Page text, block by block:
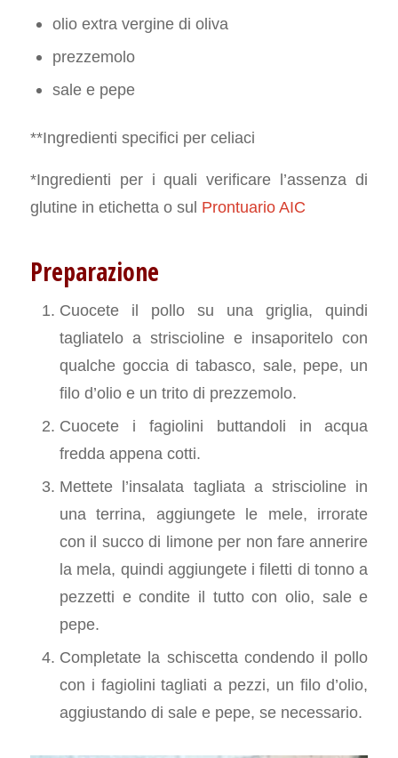
olio extra vergine di oliva
prezzemolo
sale e pepe
**Ingredienti specifici per celiaci
*Ingredienti per i quali verificare l’assenza di
glutine in etichetta o sul Prontuario AIC
Preparazione
Cuocete il pollo su una griglia, quindi
tagliatelo a striscioline e insaporitelo con
qualche goccia di tabasco, sale, pepe, un
filo d’olio e un trito di prezzemolo.
Cuocete i fagiolini buttandoli in acqua
fredda appena cotti.
Mettete l’insalata tagliata a striscioline in
una terrina, aggiungete le mele, irrorate
con il succo di limone per non fare annerire
la mela, quindi aggiungete i filetti di tonno a
pezzetti e condite il tutto con olio, sale e
pepe.
Completate la schiscetta condendo il pollo
con i fagiolini tagliati a pezzi, un filo d’olio,
aggiustando di sale e pepe, se necessario.